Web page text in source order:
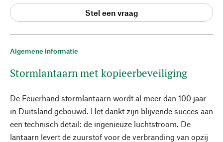
Algemene informatie
Stormlantaarn met kopieerbeveiliging
De Feuerhand stormlantaarn wordt al meer dan 100 jaar
in Duitsland gebouwd. Het dankt zijn blijvende succes aan
een technisch detail: de ingenieuze luchtstroom. De
lantaarn levert de zuurstof voor de verbranding van opzij
Stel een vraag